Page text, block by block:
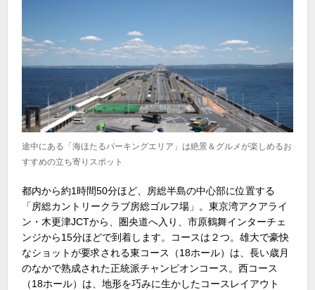
途中にある「海ほたるパーキングエリア」は絶景＆グルメが楽しめるお
すすめの立ち寄りスポット
都内から約1時間50分ほど、房総半島の中心部に位置する
「房総カントリークラブ房総ゴルフ場」。東京湾アクアライ
ン・木更津JCTから、圏央道へ入り、市原鶴舞インターチェ
ンジから15分ほどで到着します。コースは２つ。雄大で豪快
なショットが要求される東コース（18ホール）は、長い歳月
のなかで熟成された正統派チャンピオンコース。西コース
（18ホール）は、地形を巧みに生かしたコースレイアウト